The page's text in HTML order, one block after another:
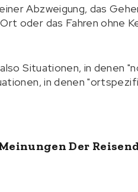
Abzweigung, das
oder das Fahren ohne
Situationen, in denen
in denen
Der